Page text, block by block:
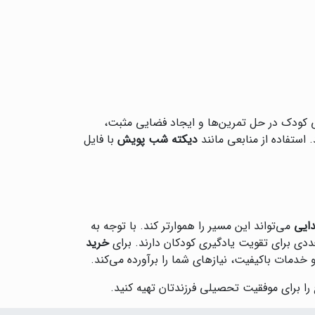
کودک در حل تمرین‌ها و ایجاد فضایی مثبت،
از منابعی مانند دیکته شب پویش با فایل
می‌تواند این مسیر را هموارتر کند. با توجه به
برای تقویت یادگیری کودکان دارند. برایخرید
باکیفیت، نیازهای شما را برآورده می‌کند.
برای موفقیت تحصیلی فرزندتان تهیه کنید.